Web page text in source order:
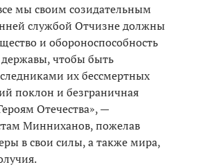
мы своим созидательным
службой Отчизне должны
и обороноспособность
чтобы быть
их бессмертных
поклон и безграничная
Отечества», —
Минниханов, пожелав
в свои силы, а также мира,